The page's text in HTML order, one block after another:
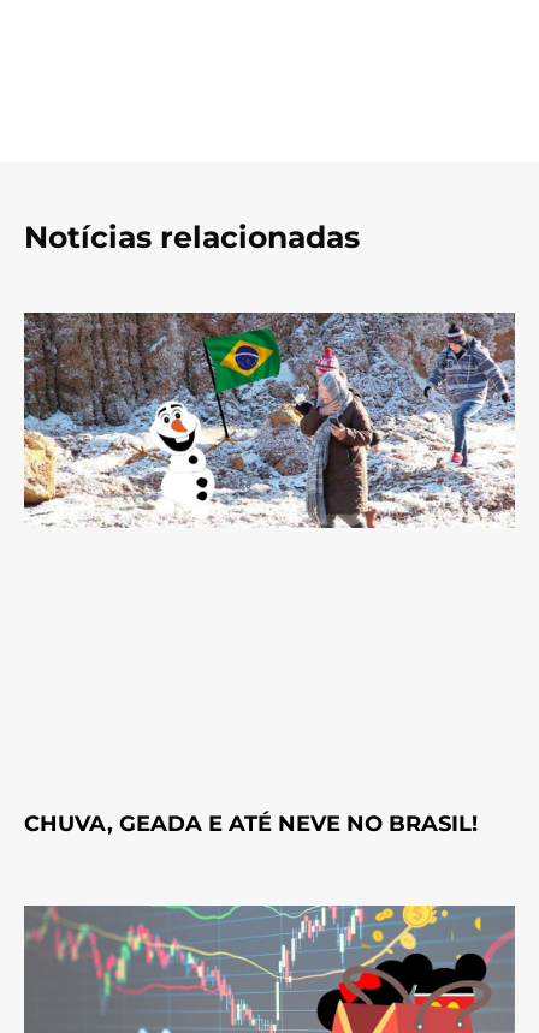
Notícias relacionadas
CHUVA, GEADA E ATÉ NEVE NO BRASIL!